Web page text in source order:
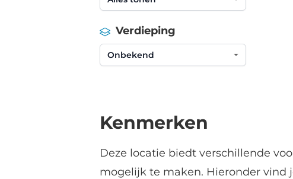
Verdieping
Kenmerken
Deze locatie biedt verschillende
mogelijk te maken. Hieronder vind